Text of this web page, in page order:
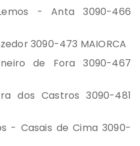
- Anta 3090-466
3090-473 MAIORCA
de Fora 3090-467
dos Castros 3090-481
- Casais de Cima 3090-